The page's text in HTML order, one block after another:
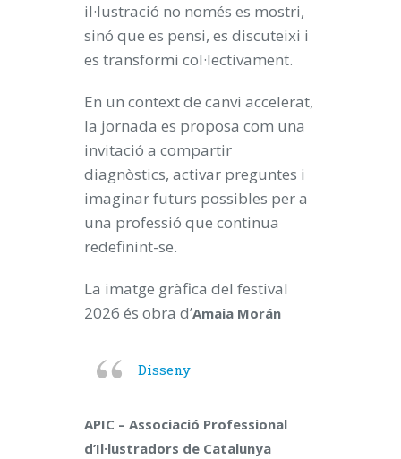
il·lustració no només es mostri,
sinó que es pensi, es discuteixi i
es transformi col·lectivament.
En un context de canvi accelerat,
la jornada es proposa com una
invitació a compartir
diagnòstics, activar preguntes i
imaginar futurs possibles per a
una professió que continua
redefinint-se.
La imatge gràfica del festival
2026 és obra d’Amaia Morán
Disseny
APIC – Associació Professional
d’Il·lustradors de Catalunya